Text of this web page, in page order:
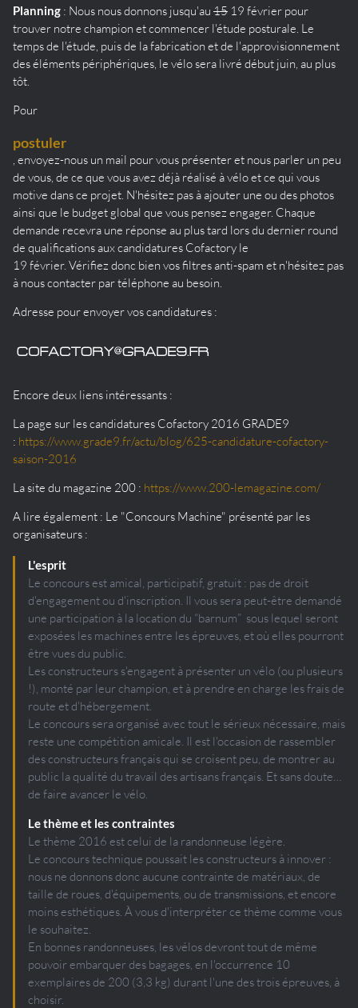
Planning : Nous nous donnons jusqu'au 15 19 février pour
trouver notre champion et commencer l'étude posturale. Le
temps de l'étude, puis de la fabrication et de l'approvisionnement
des éléments périphériques, le vélo sera livré début juin, au plus
tôt.
Pour
postuler
, envoyez-nous un mail pour vous présenter et nous parler un peu
de vous, de ce que vous avez déjà réalisé à vélo et ce qui vous
motive dans ce projet. N'hésitez pas à ajouter une ou des photos
ainsi que le budget global que vous pensez engager. Chaque
demande recevra une réponse au plus tard lors du dernier round
de qualifications aux candidatures Cofactory le
19 février. Vérifiez donc bien vos filtres anti-spam et n'hésitez pas
à nous contacter par téléphone au besoin.
Adresse pour envoyer vos candidatures :
Encore deux liens intéressants :
La page sur les candidatures Cofactory 2016 GRADE9
: https://www.grade9.fr/actu/blog/625-candidature-cofactory-
saison-2016
La site du magazine 200 : https://www.200-lemagazine.com/
A lire également : Le "Concours Machine" présenté par les
organisateurs :
L'esprit
Le concours est amical, participatif, gratuit : pas de droit
d'engagement ou d'inscription. Il vous sera peut-être demandé
une participation à la location du “barnum” sous lequel seront
exposées les machines entre les épreuves, et où elles pourront
être vues du public.
Les constructeurs s'engagent à présenter un vélo (ou plusieurs
!), monté par leur champion, et à prendre en charge les frais de
route et d'hébergement.
Le concours sera organisé avec tout le sérieux nécessaire, mais
reste une compétition amicale. Il est l'occasion de rassembler
des constructeurs français qui se croisent peu, de montrer au
public la qualité du travail des artisans français. Et sans doute…
de faire avancer le vélo.
Le thème et les contraintes
Le thème 2016 est celui de la randonneuse légère.
Le concours technique poussait les constructeurs à innover :
nous ne donnons donc aucune contrainte de matériaux, de
taille de roues, d'équipements, ou de transmissions, et encore
moins esthétiques. À vous d'interpréter ce thème comme vous
le souhaitez.
En bonnes randonneuses, les vélos devront tout de même
pouvoir embarquer des bagages, en l'occurrence 10
exemplaires de 200 (3,3 kg) durant l'une des trois épreuves, à
choisir.